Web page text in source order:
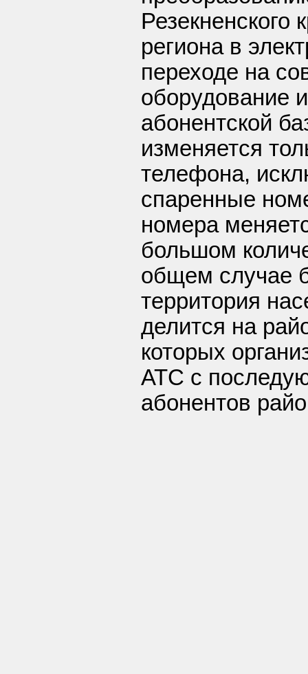
Резекненского
региона в
переходе на
оборудование
абонентской
изменяется
телефона,
спаренные
номера
большом
общем случае
территория
делится на
которых
АТС с
абонентов